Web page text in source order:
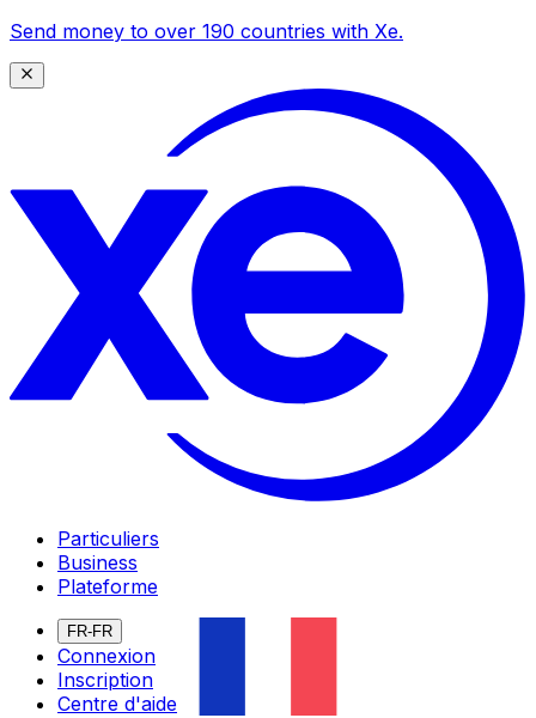
Send money to over 190 countries with Xe.
Particuliers
Business
Plateforme
FR-FR
Connexion
Inscription
Centre d'aide